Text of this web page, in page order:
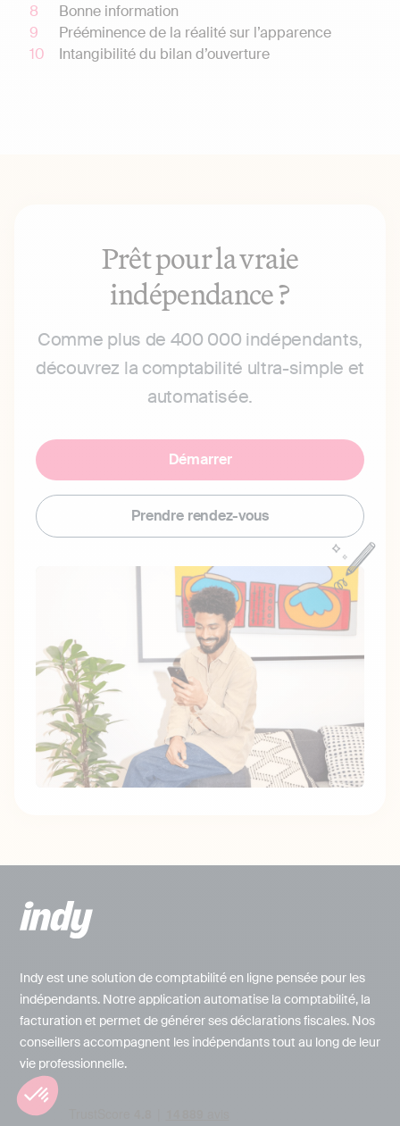
Bonne information
Prééminence de la réalité sur l’apparence
Intangibilité du bilan d’ouverture
Prêt pour la vraie
indépendance ?
Comme plus de 400 000 indépendants,
découvrez la comptabilité ultra-simple et
automatisée.
Démarrer
Prendre rendez-vous
Indy est une solution de comptabilité en ligne pensée pour les
indépendants. Notre application automatise la comptabilité, la
facturation et permet de générer ses déclarations fiscales. Nos
conseillers accompagnent les indépendants tout au long de leur
vie professionnelle.